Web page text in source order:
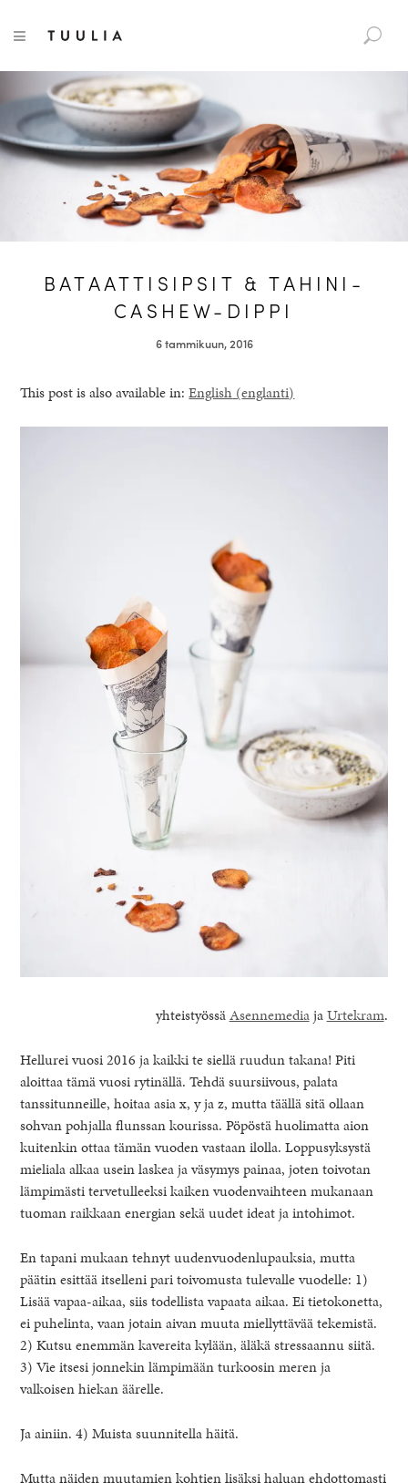
a
h
o
TOGGLE NAVIGATION
BATAATTISIPSIT & TAHINI-
CASHEW-DIPPI
6 tammikuun, 2016
This post is also available in:English (englanti)
yhteistyössäAsennemediajaUrtekram.
Hellurei vuosi 2016 ja kaikki te siellä ruudun takana! Piti
aloittaa tämä vuosi rytinällä. Tehdä suursiivous, palata
tanssitunneille, hoitaa asia x, y ja z, mutta täällä sitä ollaan
sohvan pohjalla flunssan kourissa. Pöpöstä huolimatta aion
kuitenkin ottaa tämän vuoden vastaan ilolla. Loppusyksystä
mieliala alkaa usein laskea ja väsymys painaa, joten toivotan
lämpimästi tervetulleeksi kaiken vuodenvaihteen mukanaan
tuoman raikkaan energian sekä uudet ideat ja intohimot.
En tapani mukaan tehnyt uudenvuodenlupauksia, mutta
päätin esittää itselleni pari toivomusta tulevalle vuodelle: 1)
Lisää vapaa-aikaa, siis todellista vapaata aikaa. Ei tietokonetta,
ei puhelinta, vaan jotain aivan muuta miellyttävää tekemistä.
2) Kutsu enemmän kavereita kylään, äläkä stressaannu siitä.
3) Vie itsesi jonnekin lämpimään turkoosin meren ja
valkoisen hiekan äärelle.
Ja ainiin. 4) Muista suunnitella häitä.
Mutta näiden muutamien kohtien lisäksi haluan ehdottomasti